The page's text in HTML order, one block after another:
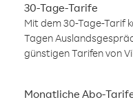
30-Tage-Tarife
Mit dem 30-Tage-Tarif
Tagen
günstigen Tarifen von
Monatliche Abo-